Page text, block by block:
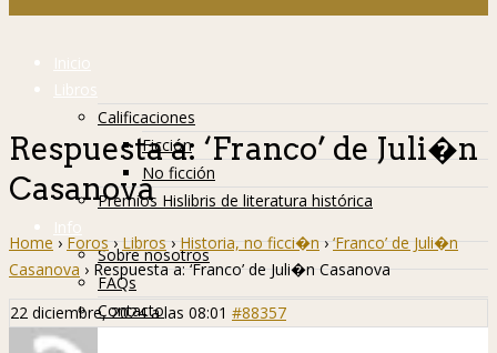
Inicio
Libros
Calificaciones
Ficción
No ficción
Premios Hislibris de literatura histórica
Info
Sobre nosotros
FAQs
Contacto
Hislibreños
Respuesta a: ‘Franco’ de Juli�n
Casanova
Home › Foros › Libros › Historia, no ficci�n › ‘Franco’ de Juli�n
Casanova › Respuesta a: ‘Franco’ de Juli�n Casanova
22 diciembre, 2024 a las 08:01 #88357